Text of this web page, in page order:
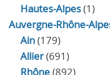
Hautes-Alpes(1)
Auvergne-Rhône-
Ain(179)
Allier(691)
Rhône(892)